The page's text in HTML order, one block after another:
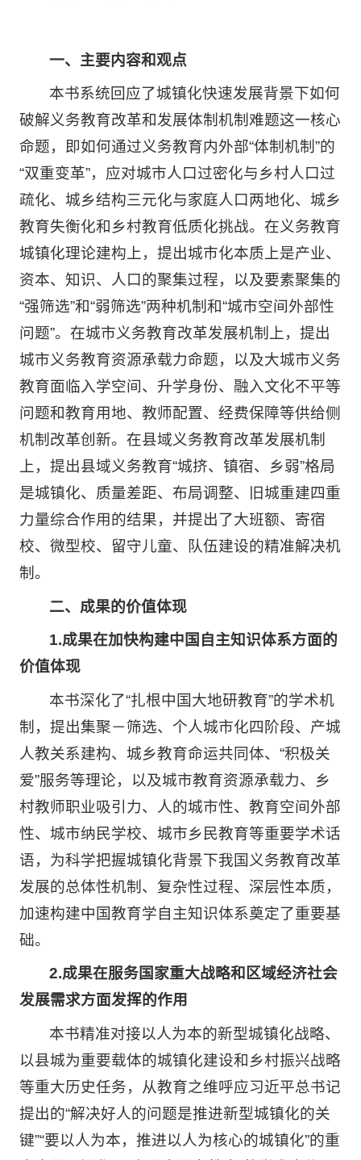
一、主要内容和观点
本书系统回应了城镇化快速发展背景下如何
破解义务教育改革和发展体制机制难题这一核心
命题，即如何通过义务教育内外部“体制机制”的
“双重变革”，应对城市人口过密化与乡村人口过
疏化、城乡结构三元化与家庭人口两地化、城乡
教育失衡化和乡村教育低质化挑战。在义务教育
城镇化理论建构上，提出城市化本质上是产业、
资本、知识、人口的聚集过程，以及要素聚集的
“强筛选”和“弱筛选”两种机制和“城市空间外部性
问题”。在城市义务教育改革发展机制上，提出
城市义务教育资源承载力命题，以及大城市义务
教育面临入学空间、升学身份、融入文化不平等
问题和教育用地、教师配置、经费保障等供给侧
机制改革创新。在县域义务教育改革发展机制
上，提出县域义务教育“城挤、镇宿、乡弱”格局
是城镇化、质量差距、布局调整、旧城重建四重
力量综合作用的结果，并提出了大班额、寄宿
校、微型校、留守儿童、队伍建设的精准解决机
制。
二、成果的价值体现
1.成果在加快构建中国自主知识体系方面的
价值体现
本书深化了“扎根中国大地研教育”的学术机
制，提出集聚－筛选、个人城市化四阶段、产城
人教关系建构、城乡教育命运共同体、“积极关
爱”服务等理论，以及城市教育资源承载力、乡
村教师职业吸引力、人的城市性、教育空间外部
性、城市纳民学校、城市乡民教育等重要学术话
语，为科学把握城镇化背景下我国义务教育改革
发展的总体性机制、复杂性过程、深层性本质，
加速构建中国教育学自主知识体系奠定了重要基
础。
2.成果在服务国家重大战略和区域经济社会
发展需求方面发挥的作用
本书精准对接以人为本的新型城镇化战略、
以县城为重要载体的城镇化建设和乡村振兴战略
等重大历史任务，从教育之维呼应习近平总书记
提出的“解决好人的问题是推进新型城镇化的关
键”“要以人为本，推进以人为核心的城镇化”的重